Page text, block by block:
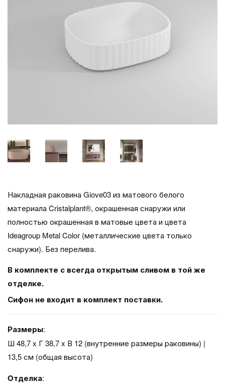
Накладная раковина Giove03 из матового белого
материала Cristalplant®, окрашенная снаружи или
полностью окрашенная в матовые цвета и цвета
Ideagroup Metal Color (металлические цвета только
снаружи). Без перелива.
В комплекте с всегда открытым сливом в той же
отделке.
Сифон не входит в комплект поставки.
Размеры:
Ш 48,7 x Г 38,7 x В 12 (внутренние размеры раковины) |
13,5 см (общая высота)
Oтделка: